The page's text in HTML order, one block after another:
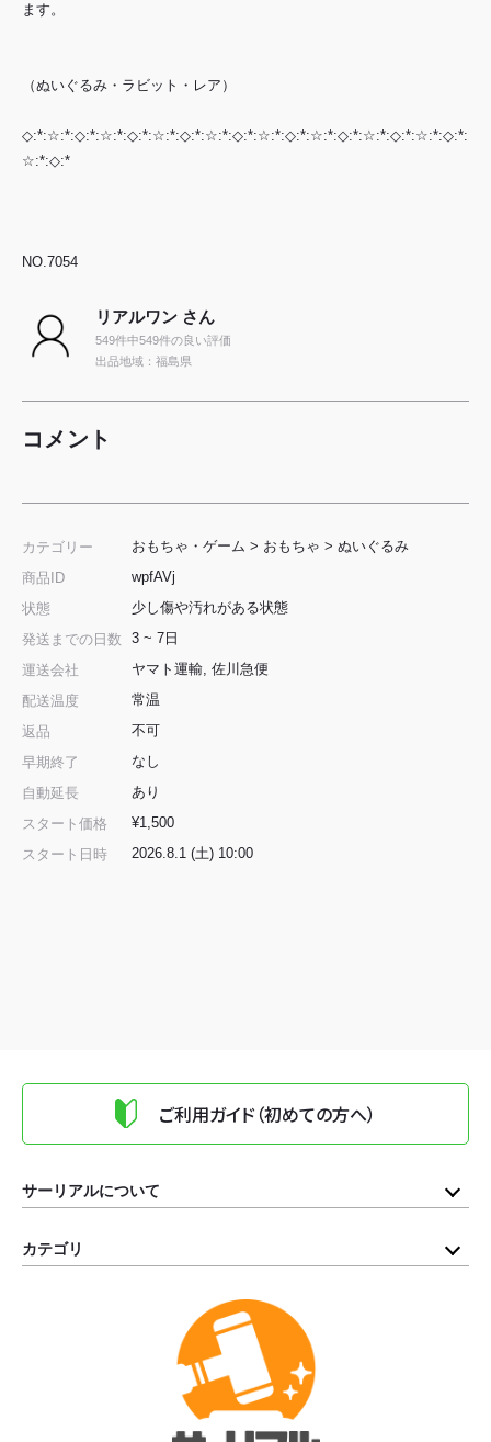
ます。
（ぬいぐるみ・ラビット・レア）
◇:*:☆:*:◇:*:☆:*:◇:*:☆:*:◇:*:☆:*:◇:*:☆:*:◇:*:☆:*:◇:*:☆:*:◇:*:☆:*:◇:*:
☆:*:◇:*
NO.7054
リアルワン さん
549件中549件の良い評価
出品地域：福島県
コメント
カテゴリー おもちゃ・ゲーム > おもちゃ > ぬいぐるみ
商品ID
wpfAVj
状態
少し傷や汚れがある状態
発送までの日数
3 ~ 7日
運送会社
ヤマト運輸, 佐川急便
配送温度
常温
返品
不可
早期終了
なし
自動延長
あり
スタート価格
¥1,500
スタート日時
2026.8.1 (土) 10:00
ご利用ガイド（初めての方へ）
サーリアルについて
カテゴリ